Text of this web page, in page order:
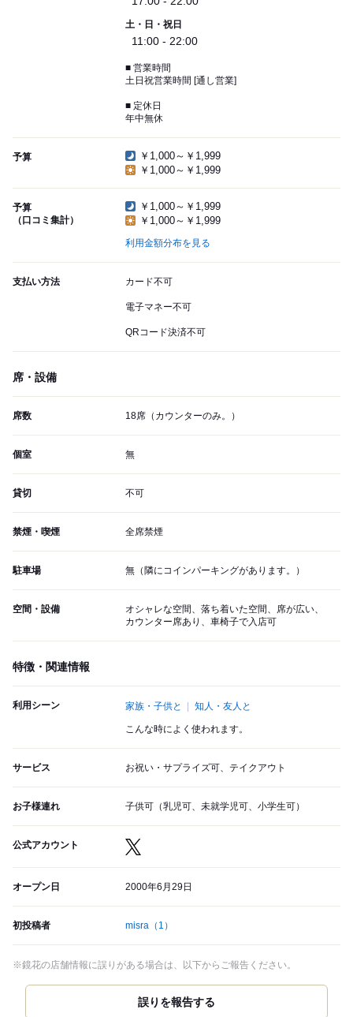
土・日・祝日
11:00 - 22:00
■ 営業時間
土日祝営業時間 [通し営業]
■ 定休日
年中無休
予算
￥1,000～￥1,999
￥1,000～￥1,999
予算
（口コミ集計）
￥1,000～￥1,999
￥1,000～￥1,999
利用金額分布を見る
支払い方法 カード不可
電子マネー不可
QRコード決済不可
席・設備
席数 18席（カウンターのみ。）
個室 無
貸切 不可
禁煙・喫煙 全席禁煙
駐車場 無（隣にコインパーキングがあります。）
空間・設備
オシャレな空間、落ち着いた空間、席が広い、
カウンター席あり、車椅子で入店可
特徴・関連情報
利用シーン 家族・子供と 知人・友人と
こんな時によく使われます。
サービス お祝い・サプライズ可、テイクアウト
お子様連れ 子供可（乳児可、未就学児可、小学生可）
公式アカウント
オープン日 2000年6月29日
初投稿者 misra （1）
※鏡花の店舗情報に誤りがある場合は、以下からご報告ください。
誤りを報告する